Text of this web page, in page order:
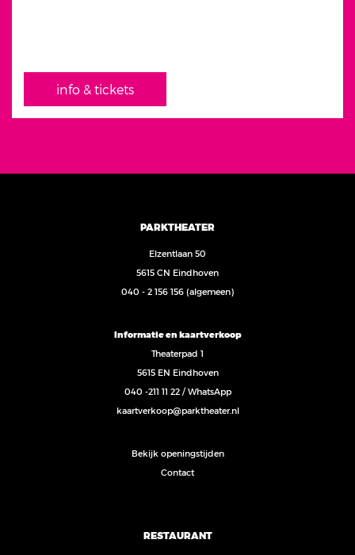
info & tickets
PARKTHEATER
Elzentlaan 50
5615 CN Eindhoven
040 - 2 156 156 (algemeen)
Informatie en kaartverkoop
Theaterpad 1
5615 EN Eindhoven
040 -211 11 22/ WhatsApp
kaartverkoop@parktheater.nl
Bekijk openingstijden
Contact
RESTAURANT